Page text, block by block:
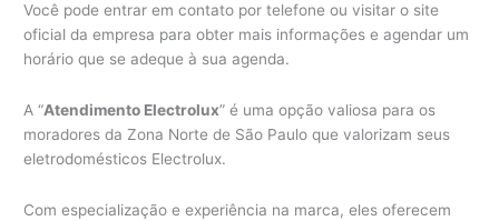
Você pode entrar em contato por telefone ou visitar o site
oficial da empresa para obter mais informações e agendar um
horário que se adeque à sua agenda.
A “Atendimento Electrolux” é uma opção valiosa para os
moradores da Zona Norte de São Paulo que valorizam seus
eletrodomésticos Electrolux.
Com especialização e experiência na marca, eles oferecem